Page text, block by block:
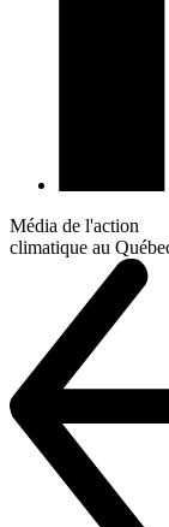
Média de l'action
climatique au